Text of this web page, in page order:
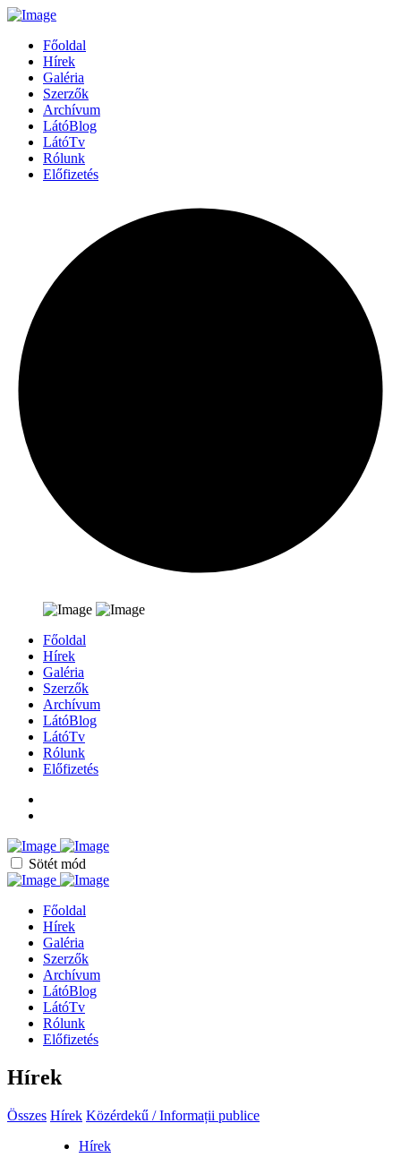
Főoldal
Hírek
Galéria
Szerzők
Archívum
LátóBlog
LátóTv
Rólunk
Előfizetés
Főoldal
Hírek
Galéria
Szerzők
Archívum
LátóBlog
LátóTv
Rólunk
Előfizetés
Sötét mód
Főoldal
Hírek
Galéria
Szerzők
Archívum
LátóBlog
LátóTv
Rólunk
Előfizetés
Hírek
Összes Hírek Közérdekű / Informații publice
Hírek